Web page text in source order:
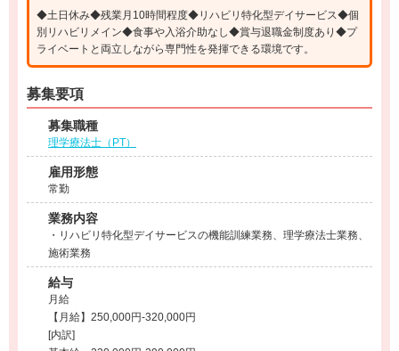
◆土日休み◆残業月10時間程度◆リハビリ特化型デイサービス◆個
別リハビリメイン◆食事や入浴介助なし◆賞与退職金制度あり◆プ
ライベートと両立しながら専門性を発揮できる環境です。
募集要項
募集職種
理学療法士（PT）
雇用形態
常勤
業務内容
・リハビリ特化型デイサービスの機能訓練業務、理学療法士業務、
施術業務
給与
月給
【月給】250,000円-320,000円
[内訳]